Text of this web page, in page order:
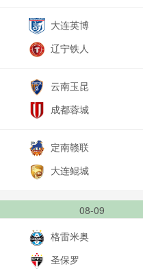
大连英博
辽宁铁人
云南玉昆
成都蓉城
定南赣联
大连鲲城
08-09
格雷米奥
圣保罗